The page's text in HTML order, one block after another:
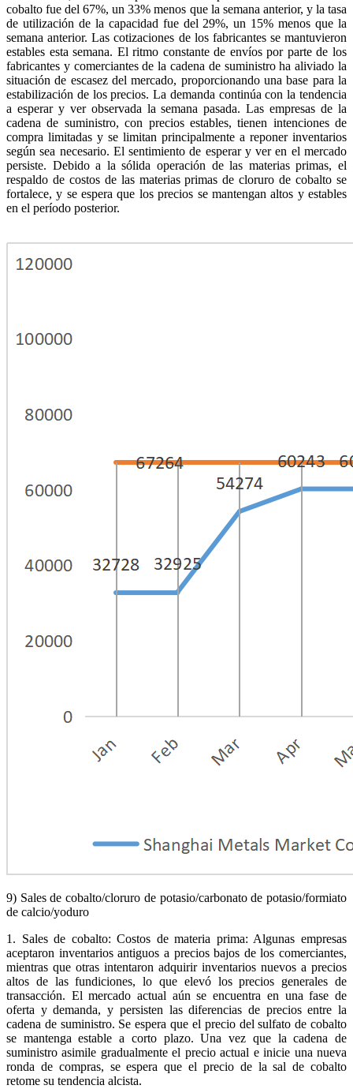
cobalto fue del 67%, un 33% menos que la semana anterior, y la tasa
de utilización de la capacidad fue del 29%, un 15% menos que la
semana anterior. Las cotizaciones de los fabricantes se mantuvieron
estables esta semana. El ritmo constante de envíos por parte de los
fabricantes y comerciantes de la cadena de suministro ha aliviado la
situación de escasez del mercado, proporcionando una base para la
estabilización de los precios. La demanda continúa con la tendencia
a esperar y ver observada la semana pasada. Las empresas de la
cadena de suministro, con precios estables, tienen intenciones de
compra limitadas y se limitan principalmente a reponer inventarios
según sea necesario. El sentimiento de esperar y ver en el mercado
persiste. Debido a la sólida operación de las materias primas, el
respaldo de costos de las materias primas de cloruro de cobalto se
fortalece, y se espera que los precios se mantengan altos y estables
en el período posterior.
9) Sales de cobalto/cloruro de potasio/carbonato de potasio/formiato
de calcio/yoduro
1. Sales de cobalto: Costos de materia prima: Algunas empresas
aceptaron inventarios antiguos a precios bajos de los comerciantes,
mientras que otras intentaron adquirir inventarios nuevos a precios
altos de las fundiciones, lo que elevó los precios generales de
transacción. El mercado actual aún se encuentra en una fase de
oferta y demanda, y persisten las diferencias de precios entre la
cadena de suministro. Se espera que el precio del sulfato de cobalto
se mantenga estable a corto plazo. Una vez que la cadena de
suministro asimile gradualmente el precio actual e inicie una nueva
ronda de compras, se espera que el precio de la sal de cobalto
retome su tendencia alcista.